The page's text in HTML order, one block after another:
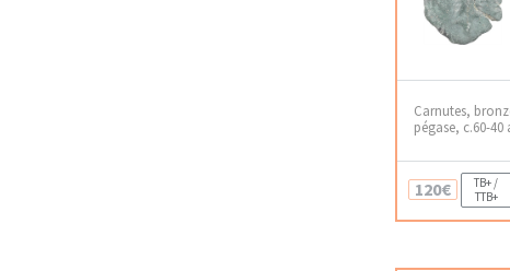
Carnutes,
pégase, c.60-40
120€
TB+ /
TTB+